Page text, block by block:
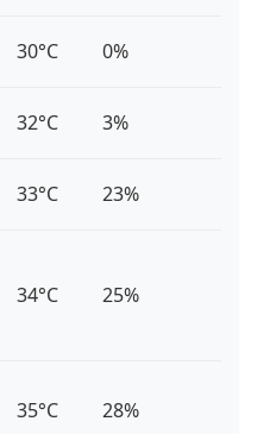
30°C 0%
32°C 3%
33°C 23%
34°C 25%
35°C 28%